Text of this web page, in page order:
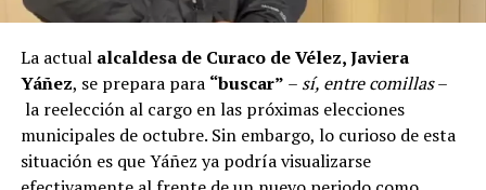
si se entregarán los recursos.“Preocupa esta situación,
estos son proyectos que vienen trabajándose desde
hace tiempo y que hoy están en riesgo por la falta de
financiamiento”,declaró.
En la comuna deCuraco de Vélez, la alcaldesa Javiera
Yáñez
indicó que históricamente la Subdere ha apoyado
La actual alcaldesa de Curaco de Vélez, Javiera
Yáñez, se prepara para “buscar” – sí, entre comillas–
la reelección al cargo en las próximas elecciones
municipales de octubre. Sin embargo, lo curioso de esta
situación es que Yáñez ya podría visualizarse